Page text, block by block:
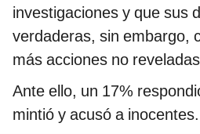
investigaciones y que sus
verdaderas, sin embargo,
más acciones no
Ante ello, un 17%
mintió y acusó a inocentes.